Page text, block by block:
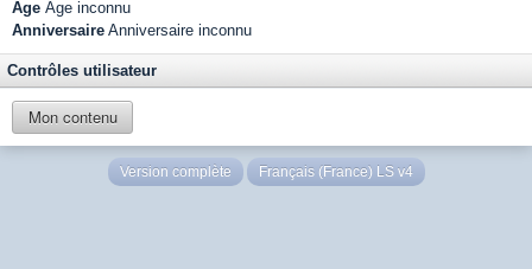
Âge Âge inconnu
Anniversaire Anniversaire inconnu
Contrôles utilisateur
Mon contenu
Version complète Français (France) LS v4